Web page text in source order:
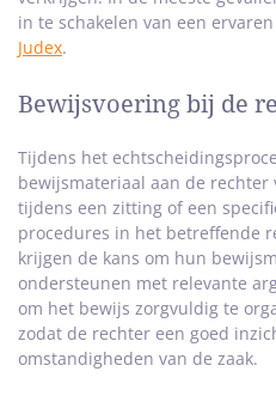
in te schakelen van een
Judex.
Bewijsvoering bij de
Tijdens het
bewijsmateriaal aan de rechter
tijdens een zitting of een
procedures in het betreffende
krijgen de kans om hun
ondersteunen met relevante
om het bewijs zorgvuldig te
zodat de rechter een goed
omstandigheden van de zaak.